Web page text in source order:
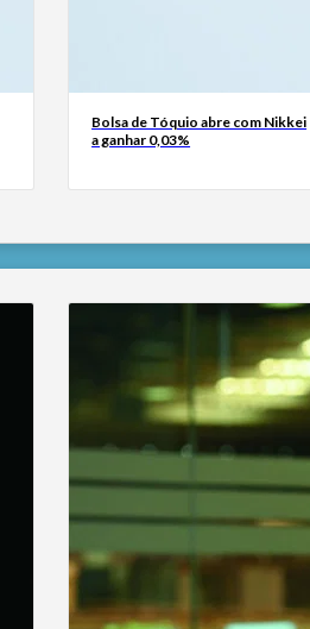
Bolsa de Tóquio abre com Nikkei
a ganhar 0,03%